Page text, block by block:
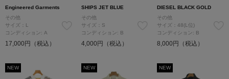
Engineered Garments
その他
サイズ：L
コンディション: A
17,000円（税込）
SHIPS JET BLUE
その他
サイズ：S
コンディション: B
4,000円（税込）
DIESEL BLACK GOLD
その他
サイズ：48(L位)
コンディション: B
8,000円（税込）
NEW NEW NEW